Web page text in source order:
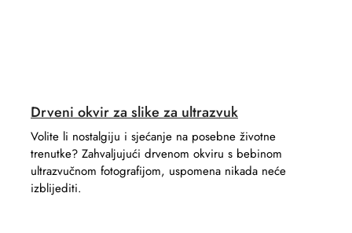
Drveni okvir za slike za ultrazvuk
Volite li nostalgiju i sjećanje na posebne životne
trenutke? Zahvaljujući drvenom okviru s bebinom
ultrazvučnom fotografijom, uspomena nikada neće
izblijediti.